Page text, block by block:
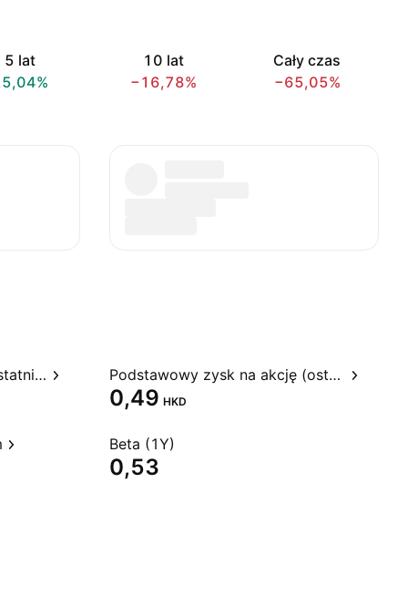
5 lat
10 lat
−16,78%
Cały czas
−65,05%
Stosunek ceny do zysku, ostatnie 12 miesięcy Podstawowy zysk na akcję (ostatnie 12 miesięcy)
0,49 HKD
Beta (1Y)
0,53